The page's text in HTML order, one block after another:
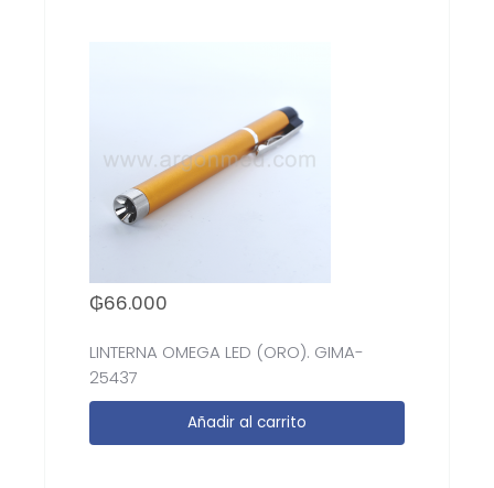
₲66.000
LINTERNA OMEGA LED (ORO). GIMA-
25437
Añadir al carrito